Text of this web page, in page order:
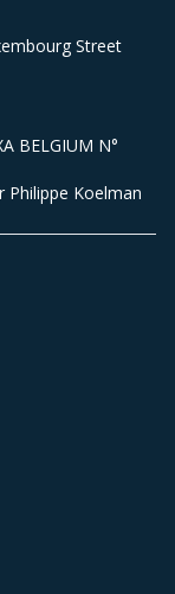
Street
BELGIUM N°
Philippe Koelman